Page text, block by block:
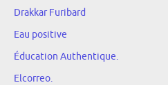
Drakkar Furibard
Eau positive
Éducation Authentique.
Elcorreo.